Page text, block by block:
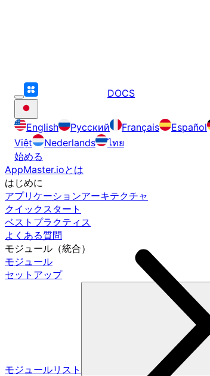
DOCS
English Русский Français Español
Việt
Nederlands
ไทย
始める
AppMaster.ioとは
はじめに
アプリケーションアーキテクチャ
クイックスタート
ベストプラクティス
よくある質問
モジュール（統合）
モジュール
セットアップ
モジュールリスト